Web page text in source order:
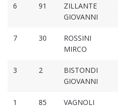
6 91
ZILLANTE
GIOVANNI
7 30
ROSSINI
MIRCO
3 2
BISTONDI
GIOVANNI
1 85
VAGNOLI